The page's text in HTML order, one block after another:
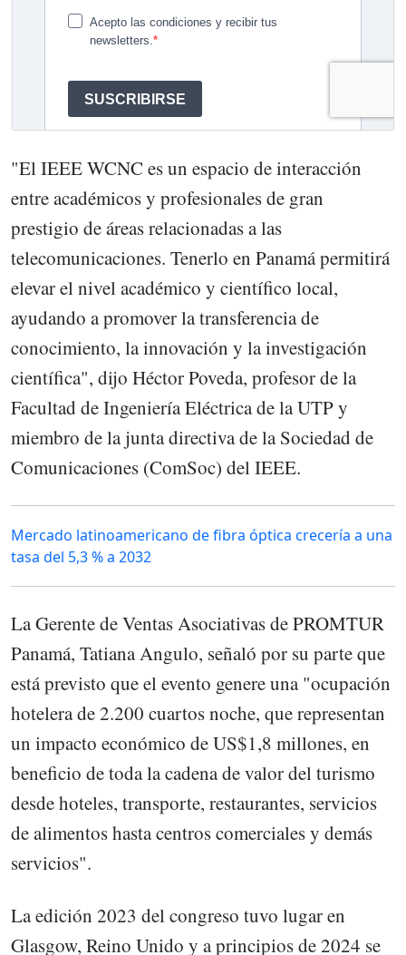
"El IEEE WCNC es un espacio de interacción
entre académicos y profesionales de gran
prestigio de áreas relacionadas a las
telecomunicaciones. Tenerlo en Panamá permitirá
elevar el nivel académico y científico local,
ayudando a promover la transferencia de
conocimiento, la innovación y la investigación
científica", dijo Héctor Poveda, profesor de la
Facultad de Ingeniería Eléctrica de la UTP y
miembro de la junta directiva de la Sociedad de
Comunicaciones (ComSoc) del IEEE.
Mercado latinoamericano de fibra óptica crecería a una
tasa del 5,3 % a 2032
La Gerente de Ventas Asociativas de PROMTUR
Panamá, Tatiana Angulo, señaló por su parte que
está previsto que el evento genere una "ocupación
hotelera de 2.200 cuartos noche, que representan
un impacto económico de US$1,8 millones, en
beneficio de toda la cadena de valor del turismo
desde hoteles, transporte, restaurantes, servicios
de alimentos hasta centros comerciales y demás
servicios".
La edición 2023 del congreso tuvo lugar en
Glasgow, Reino Unido y a principios de 2024 se